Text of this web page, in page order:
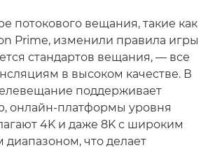
потокового вещания, такие как
Prime, изменили правила игры
стандартов вещания, — все
в высоком качестве. В
поддерживает
онлайн-платформы уровня
4K и даже 8K с широким
что делает